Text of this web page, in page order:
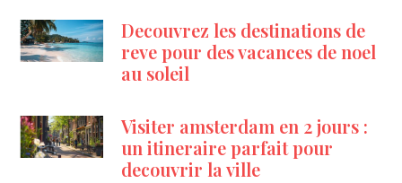
Decouvrez les destinations de
reve pour des vacances de noel
au soleil
Visiter amsterdam en 2 jours :
un itineraire parfait pour
decouvrir la ville